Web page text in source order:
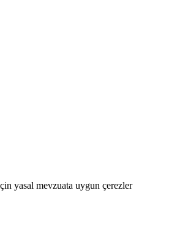
yasal mevzuata uygun çerezler